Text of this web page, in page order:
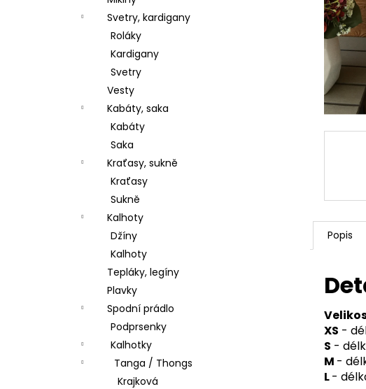
Svetry, kardigany
Roláky
Kardigany
Svetry
Vesty
Kabáty, saka
Kabáty
Saka
Kraťasy, sukně
Kraťasy
Sukně
Kalhoty
Džíny
Kalhoty
Tepláky, legíny
Plavky
Spodní prádlo
Podprsenky
Kalhotky
Tanga / Thongs
Krajková
Popis
XS -
S -
M -
L-